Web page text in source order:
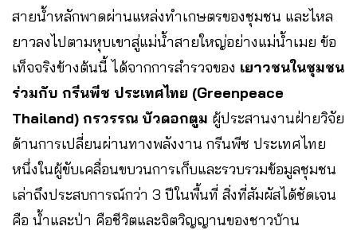
สายน้ำหลักพาดผ่านแหล่งทำเกษตรของชุมชน และไหล
ยาวลงไปตามหุบเขาสู่แม่น้ำสายใหญ่อย่างแม่น้ำเมย ข้อ
เท็จจริงข้างต้นนี้ ได้จากการสำรวจของ เยาวชนในชุมชน
ร่วมกับ กรีนพีช ประเทศไทย (Greenpeace
Thailand) กรวรรณ บัวดอกตูม ผู้ประสานงานฝ่ายวิจัย
ด้านการเปลี่ยนผ่านทางพลังงาน กรีนพีซ ประเทศไทย
หนึ่งในผู้ขับเคลื่อนขบวนการเก็บและรวบรวมข้อมูลชุมชน
เล่าถึงประสบการณ์กว่า 3 ปีในพื้นที่ สิ่งที่สัมผัสได้ชัดเจน
คือ น้ำและป่า คือชีวิตและจิตวิญญานของชาวบ้าน